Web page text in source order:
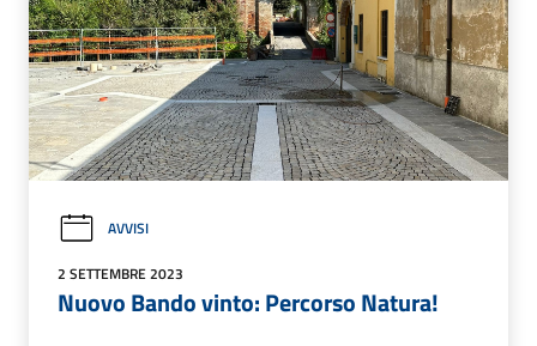
AVVISI
2 SETTEMBRE 2023
Nuovo Bando vinto: Percorso Natura!